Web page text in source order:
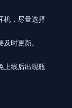
机，尽量选择
时更新。
上线后出现瓶